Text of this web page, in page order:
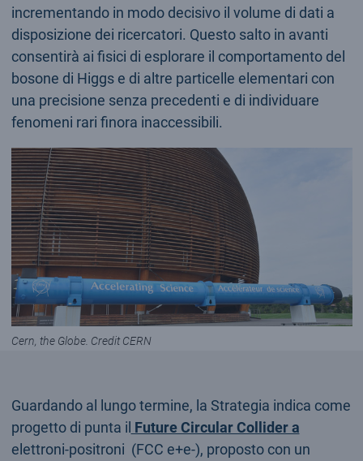
incrementando in modo decisivo il volume di dati a
disposizione dei ricercatori. Questo salto in avanti
consentirà ai fisici di esplorare il comportamento del
bosone di Higgs e di altre particelle elementari con
una precisione senza precedenti e di individuare
fenomeni rari finora inaccessibili.
Cern, the Globe. Credit CERN
Guardando al lungo termine, la Strategia indica come
progetto di punta il Future Circular Collider a
elettroni-positroni (FCC e+e-), proposto con un